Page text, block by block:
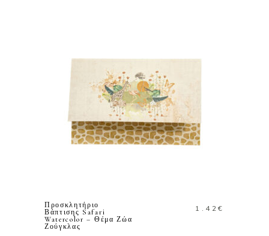
Προσκλητήριο
Βάπτισης Safari
Watercolor – Θέμα Ζώα
Ζούγκλας
1.42€